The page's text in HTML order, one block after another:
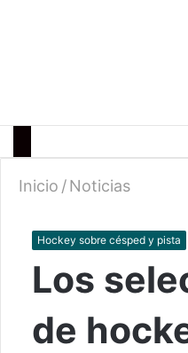
Inicio /Noticias
Hockey sobre césped y pista
Los
de